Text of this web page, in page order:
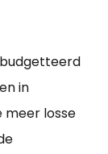
in
meer losse